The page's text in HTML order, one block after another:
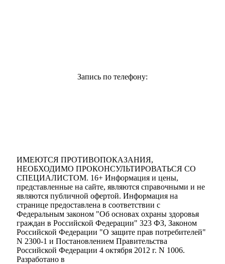
Запись по телефону:
ИМЕЮТСЯ ПРОТИВОПОКАЗАНИЯ,
НЕОБХОДИМО ПРОКОНСУЛЬТИРОВАТЬСЯ СО
СПЕЦИАЛИСТОМ. 16+ Информация и цены,
представленные на сайте, являются справочными и не
являются публичной офертой. Информация на
странице предоставлена в соответствии с
Федеральным законом "Об основах охраны здоровья
граждан в Российской Федерации" 323 ФЗ, Законом
Российской Федерации "О защите прав потребителей"
N 2300-1 и Постановлением Правительства
Российской Федерации 4 октября 2012 г. N 1006.
Разработано в